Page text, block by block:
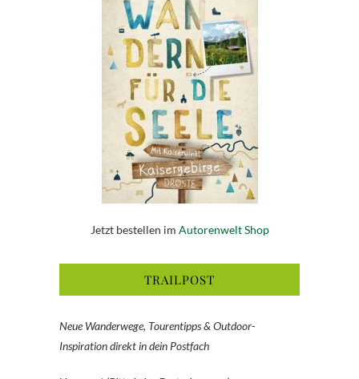
Jetzt bestellen im Autorenwelt Shop
TRAILPOST
Neue Wanderwege, Tourentipps & Outdoor-
Inspiration direkt in dein Postfach